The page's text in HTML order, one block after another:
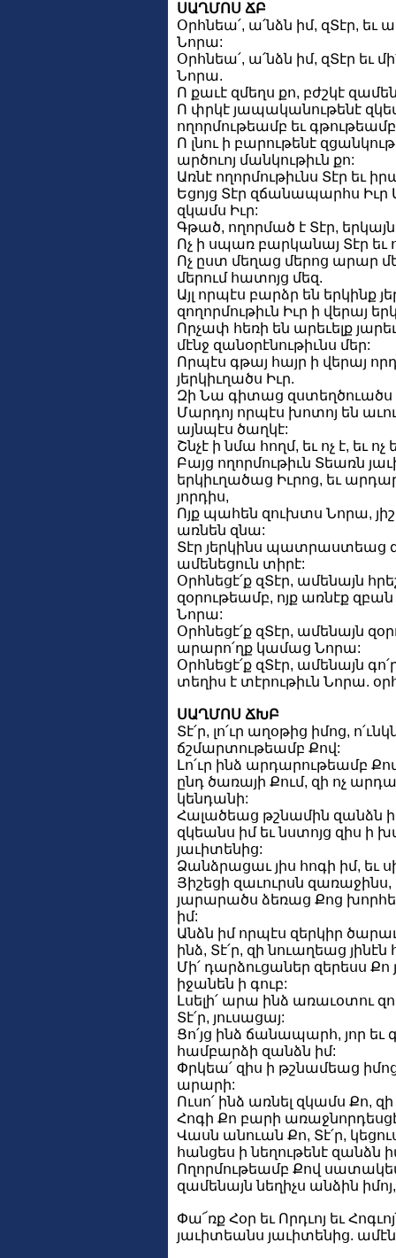
ՍԱՂՄՈՍ ՃԲ
Օրհնեա՛, ա՛նձն իմ, զՏէր, եւ
Նորա:
Օրհնեա՛, ա՛նձն իմ, զՏէր եւ
Նորա.
Ո քաւէ զմեղս քո, բժշկէ
Ո փրկէ յապականութենէ
ողորմութեամբ եւ
Ո լնու ի բարութենէ
արծուոյ մանկութիւն քո:
Առնէ ողորմութիւնս Տէր եւ
Եցոյց Տէր զճանապարհս Իւր
զկամս Իւր:
Գթած, ողորմած է Տէր,
Ոչ ի սպառ բարկանայ Տէր
Ոչ ըստ մեղաց մերոց արար
մերում հատոյց մեզ.
Այլ որպէս բարձր են երկինք
զողորմութիւն Իւր ի վերայ
Որչափ հեռի են արեւելք
մէնջ զանօրէնութիւնս մեր:
Որպէս գթայ հայր ի վերայ
յերկիւղածս Իւր.
Զի Նա գիտաց զստեղծուածս
Մարդոյ որպէս խոտոյ են
այնպէս ծաղկէ:
Շնչէ ի նմա հողմ, եւ ոչ է, եւ
Բայց ողորմութիւն Տեառն
երկիւղածաց Իւրոց, եւ
յորդիս,
Ոյք պահեն զուխտս Նորա,
առնեն զնա:
Տէր յերկինս պատրաստեաց
ամենեցուն տիրէ:
Օրհնեցէ՛ք զՏէր, ամենայն
զօրութեամբ, ոյք առնէք
Նորա:
Օրհնեցէ՛ք զՏէր, ամենայն
արարո՛ղք կամաց Նորա:
Օրհնեցէ՛ք զՏէր, ամենայն
տեղիս է տէրութիւն Նորա.
ՍԱՂՄՈՍ ՃԽԲ
Տէ՛ր, լո՛ւր աղօթից իմոց,
ճշմարտութեամբ Քով:
Լո՛ւր ինձ արդարութեամբ
ընդ ծառայի Քում, զի ոչ
կենդանի:
Հալածեաց թշնամին զանձն
զկեանս իմ եւ նստոյց զիս ի
յաւիտենից:
Ձանձրացաւ յիս հոգի իմ, եւ
Յիշեցի զաւուրսն
յարարածս ձեռաց Քոց
իմ:
Անձն իմ որպէս զերկիր
ինձ, Տէ՛ր, զի նուաղեաց յինէն
Մի՛ դարձուցաներ զերեսս Քո
իջանեն ի գուբ:
Լսելի՛ արա ինձ առաւօտու
Տէ՛ր, յուսացայ:
Ցո՛յց ինձ ճանապարհ, յոր եւ
համբարձի զանձն իմ:
Փրկեա՛ զիս ի թշնամեաց
արարի:
Ուսո՛ ինձ առնել զկամս Քո,
Հոգի Քո բարի առաջնորդեսցէ
Վասն անուան Քո, Տէ՛ր,
հանցես ի նեղութենէ զանձն
Ողորմութեամբ Քով
զամենայն նեղիչս անձին
Փա՜ռք Հօր եւ Որդւոյ եւ
յաւիտեանս յաւիտենից.